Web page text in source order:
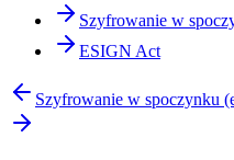
Szyfrowanie w
ESIGN Act
Szyfrowanie w spoczynku